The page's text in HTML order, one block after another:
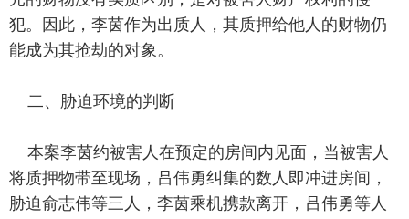
犯。因此，李茵作为出质人，其质押给他人的财物仍
能成为其抢劫的对象。
二、胁迫环境的判断
本案李茵约被害人在预定的房间内见面，当被害人
将质押物带至现场，吕伟勇纠集的数人即冲进房间，
胁迫俞志伟等三人，李茵乘机携款离开，吕伟勇等人